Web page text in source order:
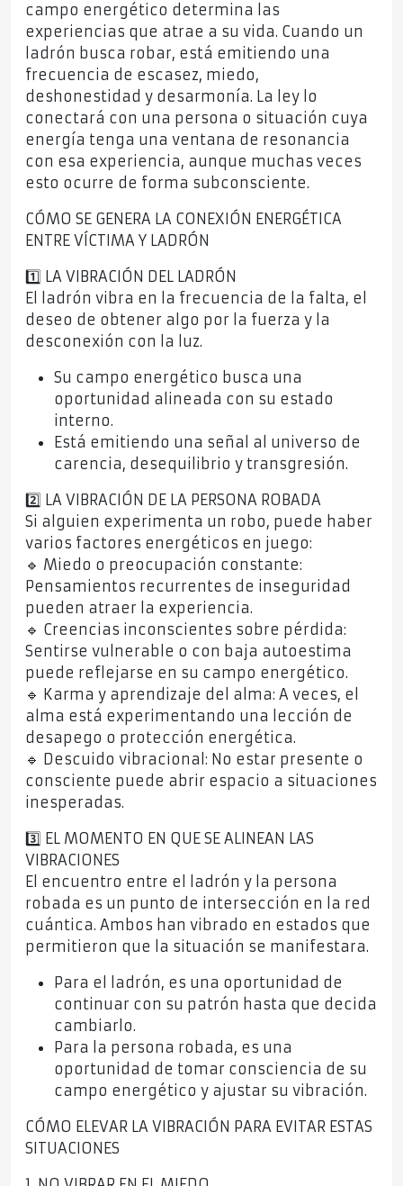
campo energético determina las
experiencias que atrae a su vida. Cuando un
ladrón busca robar, está emitiendo una
frecuencia de escasez, miedo,
deshonestidad y desarmonía. La ley lo
conectará con una persona o situación cuya
energía tenga una ventana de resonancia
con esa experiencia, aunque muchas veces
esto ocurre de forma subconsciente.
CÓMO SE GENERA LA CONEXIÓN ENERGÉTICA
ENTRE VÍCTIMA Y LADRÓN
1️⃣ LA VIBRACIÓN DEL LADRÓN
El ladrón vibra en la frecuencia de la falta, el
deseo de obtener algo por la fuerza y la
desconexión con la luz.
Su campo energético busca una
oportunidad alineada con su estado
interno.
Está emitiendo una señal al universo de
carencia, desequilibrio y transgresión.
2️⃣ LA VIBRACIÓN DE LA PERSONA ROBADA
Si alguien experimenta un robo, puede haber
varios factores energéticos en juego:
🔹 Miedo o preocupación constante:
Pensamientos recurrentes de inseguridad
pueden atraer la experiencia.
🔹 Creencias inconscientes sobre pérdida:
Sentirse vulnerable o con baja autoestima
puede reflejarse en su campo energético.
🔹 Karma y aprendizaje del alma: A veces, el
alma está experimentando una lección de
desapego o protección energética.
🔹 Descuido vibracional: No estar presente o
consciente puede abrir espacio a situaciones
inesperadas.
3️⃣ EL MOMENTO EN QUE SE ALINEAN LAS
VIBRACIONES
El encuentro entre el ladrón y la persona
robada es un punto de intersección en la red
cuántica. Ambos han vibrado en estados que
permitieron que la situación se manifestara.
Para el ladrón, es una oportunidad de
continuar con su patrón hasta que decida
cambiarlo.
Para la persona robada, es una
oportunidad de tomar consciencia de su
campo energético y ajustar su vibración.
CÓMO ELEVAR LA VIBRACIÓN PARA EVITAR ESTAS
SITUACIONES